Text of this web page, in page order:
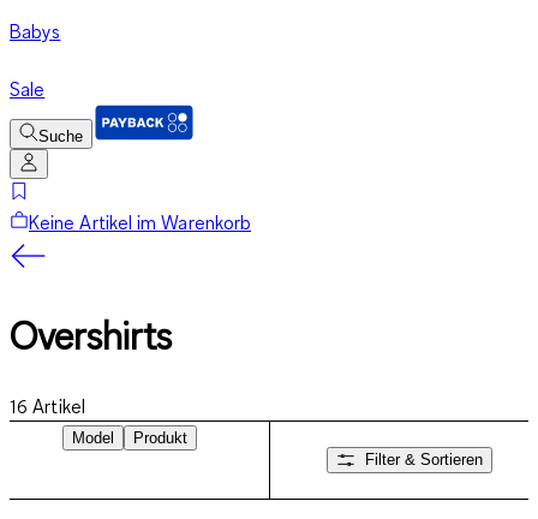
Babys
Sale
Suche
Keine Artikel im Warenkorb
Overshirts
16 Artikel
Model
Produkt
Filter & Sortieren